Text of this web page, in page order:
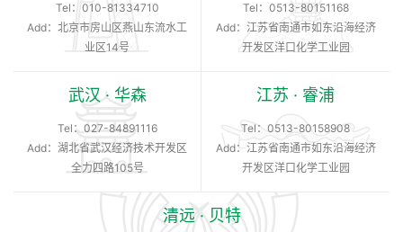
Tel： 010-81334710
Add：北京市房山区燕山东流水工
业区14号
Tel： 0513-80151168
Add：江苏省南通市如东沿海经济
开发区洋口化学工业园
武汉 · 华森
Tel： 027-84891116
Add：湖北省武汉经济技术开发区
全力四路105号
江苏 · 睿浦
Tel： 0513-80158908
Add：江苏省南通市如东沿海经济
开发区洋口化学工业园
清远 · 贝特